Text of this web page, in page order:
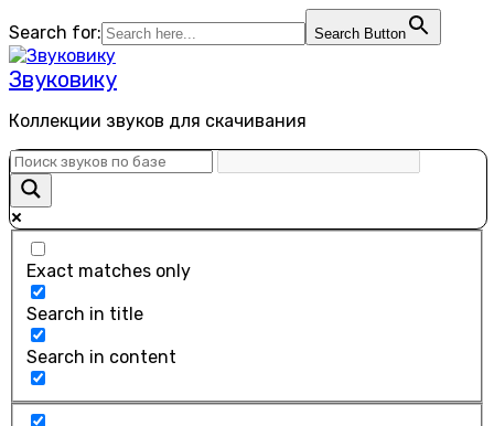
к
содержанию
Search for: Search Button
Звуковику
Коллекции звуков для скачивания
Exact matches only
Search in title
Search in content